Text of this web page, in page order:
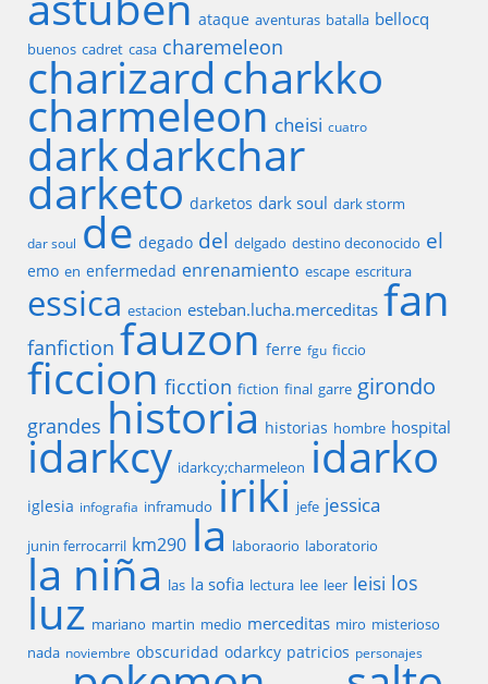
ataque aventuras batalla bellocq
buenos cadret casa charemeleon
charizard charkko
charmeleon cheisi cuatro
darkdarkchar
darketo darketos dark soul dark storm
dar soul de degado del delgado destino deconocido el
emo en enfermedad enrenamiento escape escritura
essica estacion esteban.lucha.merceditas fan
fanfiction fauzon ferre fgu ficcio
ficcion ficction fiction final garre girondo
grandes historia historias hombre hospital
idarkcy idarkcy;charmeleon idarko
iglesia infografia inframudo iriki jefe jessica
junin ferrocarril km290 la laboraorio laboratorio
la niña las la sofia lectura lee leer leisi los
luz mariano martin medio merceditas miro misterioso
nada noviembre obscuridad odarkcy patricios personajes